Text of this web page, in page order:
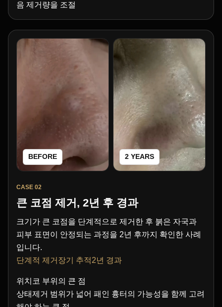
음 제거량을 조절
BEFORE 2 YEARS
CASE 02
큰 코점 제거, 2년 후 경과
크기가 큰 코점을 단계적으로 제거한 후 붉은 자국과
피부 표면이 안정되는 과정을 2년 후까지 확인한 사례
입니다.
단계적 제거장기 추적2년 경과
위치코 부위의 큰 점
상태제거 범위가 넓어 패인 흉터의 가능성을 함께 고려